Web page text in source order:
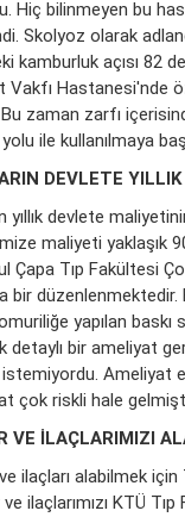
Hiç bilinmeyen bu
Skolyoz olarak
kamburluk açısı 82
Vakfı Hastanesi'nde
Bu zaman zarfı
ile kullanılmaya
DEVLETE
yıllık devlete
maliyeti yaklaşık
Çapa Tıp Fakültesi
bir düzenlenmektedir.
yapılan baskı
detaylı bir ameliyat
Ameliyat
çok riskli hale
VE İLAÇLARIMIZI
ilaçları alabilmek için
ve ilaçlarımızı KTÜ